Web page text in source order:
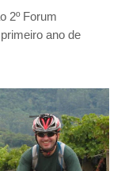
2º Forum
ano de